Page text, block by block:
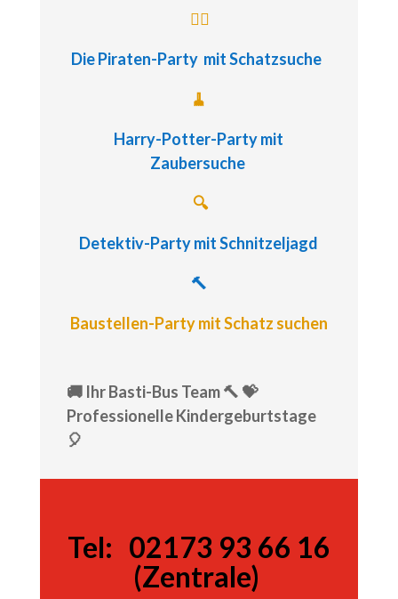
🏴‍☠️
Die Piraten-Party mit Schatzsuche
🧹
Harry-Potter-Partymit
Zaubersuche
🔍
Detektiv-Partymit Schnitzeljagd
🔨
Baustellen-Party mit Schatz suchen
🚚 Ihr Basti-Bus Team 🔨 💝
Professionelle Kindergeburtstage
🎈
Tel: 02173 93 66 16
(Zentrale)